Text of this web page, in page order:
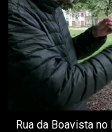
Rua da Boavista